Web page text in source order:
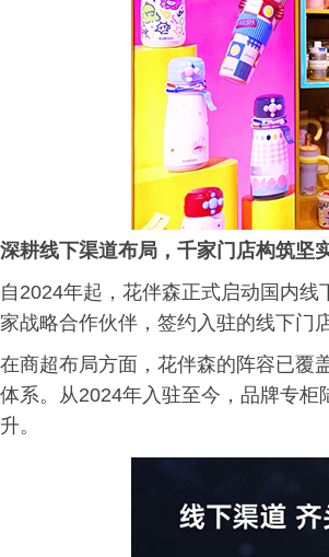
深耕线下渠道布局，千家门店构筑坚
自2024年起，花伴森正式启动国内
家战略合作伙伴，签约入驻的线下门
在商超布局方面，花伴森的阵容已覆
体系。从2024年入驻至今，品牌专
升。